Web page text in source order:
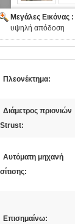
Μεγάλες Εικόνας :
υψηλή απόδοση
Πλεονέκτημα:
Διάμετρος πριονιών
Strust:
Αυτόματη μηχανή
σίτισης:
Επισημαίνω: